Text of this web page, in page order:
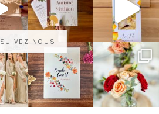
SUIVEZ-NOUS